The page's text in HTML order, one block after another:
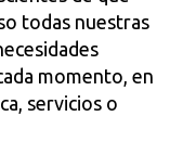
todas nuestras
momento, en
servicios o